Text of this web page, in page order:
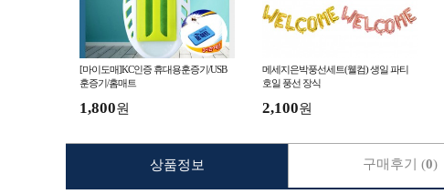
[마이도매]KC인증 휴대용훈증기/USB
훈증기/홈매트
1,800원
메세지은박풍선세트(웰컴) 생일 파티
호일 풍선 장식
2,100원
상품정보 구매후기 (0)